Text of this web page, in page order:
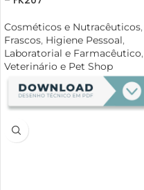
Cosméticos e Nutracêuticos,
Frascos, Higiene Pessoal,
Laboratorial e Farmacêutico,
Veterinário e Pet Shop